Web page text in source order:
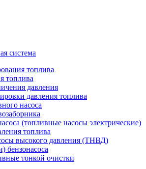
система
топлива
топлива
давления
давления топлива
насоса
(топливные насосы электрические)
топлива
высокого давления (ТНВД)
бензонасоса
тонкой очистки